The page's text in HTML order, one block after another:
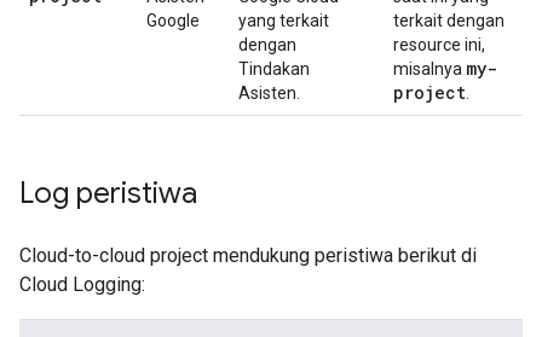
Google
yang terkait
dengan
Tindakan
Asisten.
terkait dengan
resource ini,
misalnya my-
project
Log peristiwa
Cloud-to-cloud project mendukung peristiwa berikut di
Cloud Logging: